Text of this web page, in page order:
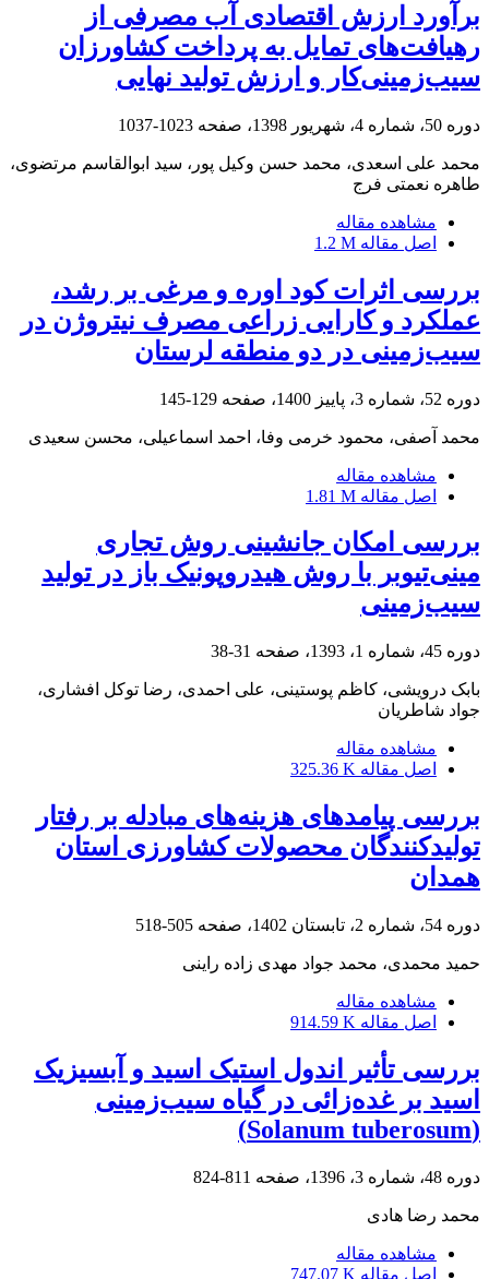
برآورد ارزش اقتصادی آب مصرفی از
رهیافت‌های تمایل به پرداخت کشاورزان
سیب‌زمینی‌کار و ارزش تولید نهایی
دوره 50، شماره 4، شهریور 1398، صفحه 1023-1037
محمد علی اسعدی، محمد حسن وکیل پور، سید ابوالقاسم مرتضوی،
طاهره نعمتی فرج
مشاهده مقاله
اصل مقاله 1.2 M
بررسی اثرات کود اوره و مرغی بر رشد،
عملکرد و کارایی زراعی مصرف نیتروژن در
سیب‌زمینی در دو منطقه لرستان
دوره 52، شماره 3، پاییز 1400، صفحه 129-145
محمد آصفی، محمود خرمی وفا، احمد اسماعیلی، محسن سعیدی
مشاهده مقاله
اصل مقاله 1.81 M
بررسی امکان جانشینی روش تجاری
مینی‌تیوبر با روش هیدروپونیک باز در تولید
سیب‌زمینی
دوره 45، شماره 1، 1393، صفحه 31-38
بابک درویشی، کاظم پوستینی، علی احمدی، رضا توکل افشاری،
جواد شاطریان
مشاهده مقاله
اصل مقاله 325.36 K
بررسی پیامد‌های هزینه‌های مبادله بر رفتار
تولیدکنندگان محصولات کشاورزی استان
همدان
دوره 54، شماره 2، تابستان 1402، صفحه 505-518
حمید محمدی، محمد جواد مهدی زاده راینی
مشاهده مقاله
اصل مقاله 914.59 K
بررسی تأثیر اندول استیک اسید و آبسیزیک
اسید بر غده‌زائی در گیاه سیب‌زمینی
(Solanum tuberosum)
دوره 48، شماره 3، 1396، صفحه 811-824
محمد رضا هادی
مشاهده مقاله
اصل مقاله 747.07 K